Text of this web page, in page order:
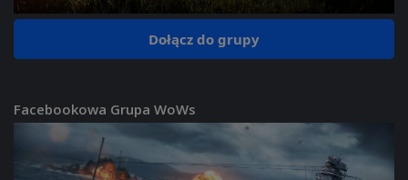
Dołącz do grupy
Facebookowa Grupa WoWs